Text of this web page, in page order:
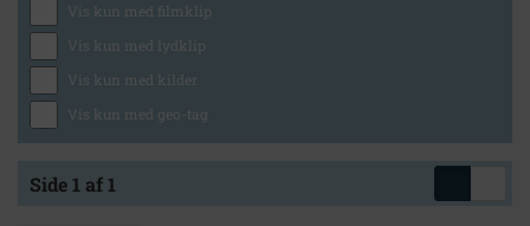
Vis kun med filmklip
Vis kun med lydklip
Vis kun med kilder
Vis kun med geo-tag
Side 1 af 1